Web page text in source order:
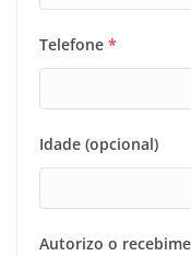
Telefone *
Idade (opcional)
Autorizo o